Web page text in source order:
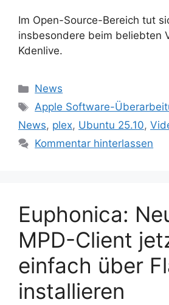
Im Open-Source-Bereich tut
insbesondere beim beliebten
Kdenlive.
Kategorien
News
Schlagwörter
Apple Software-
News, plex, Ubuntu 25.10,
Kommentar hinterlassen
Euphonica:
MPD-Client
einfach über
installieren